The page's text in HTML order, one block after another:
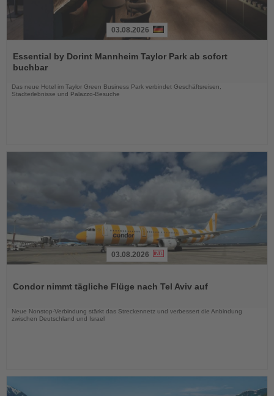
Sie
die
03.08.2026
Essential by Dorint Mannheim Taylor Park ab sofort
buchbar
Das neue Hotel im Taylor Green Business Park verbindet Geschäftsreisen,
Stadterlebnisse und Palazzo-Besuche
die
03.08.2026
Condor nimmt tägliche Flüge nach Tel Aviv auf
Neue Nonstop-Verbindung stärkt das Streckennetz und verbessert die Anbindung
zwischen Deutschland und Israel